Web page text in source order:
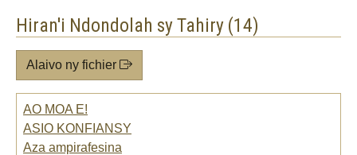
Hiran'i Ndondolah sy Tahiry (14)
Alaivo ny fichier
AO MOA E!
ASIO KONFIANSY
Aza ampirafesina